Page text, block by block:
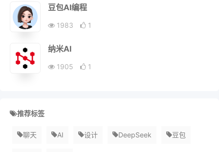
豆包AI编程
1983 1
纳米AI
1905 1
推荐标签
聊天 AI 设计 DeepSeek 豆包